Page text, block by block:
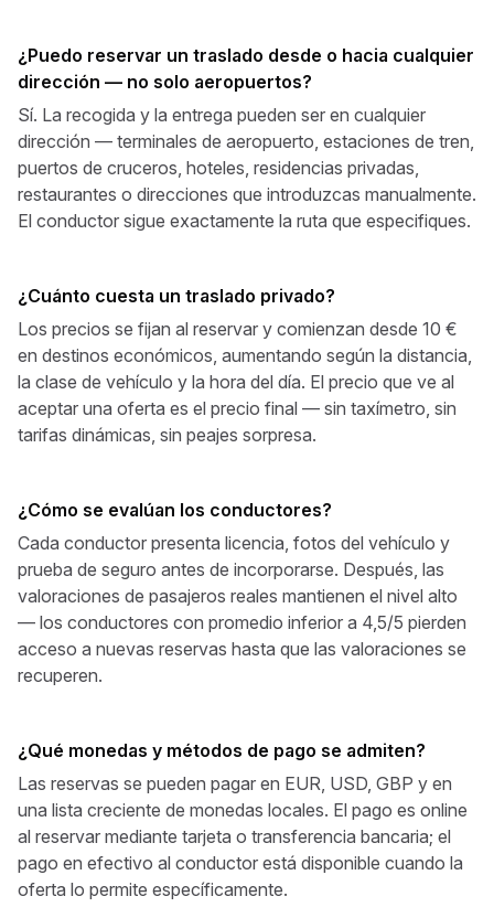
¿Puedo reservar un traslado desde o hacia cualquier
dirección — no solo aeropuertos?
Sí. La recogida y la entrega pueden ser en cualquier
dirección — terminales de aeropuerto, estaciones de tren,
puertos de cruceros, hoteles, residencias privadas,
restaurantes o direcciones que introduzcas manualmente.
El conductor sigue exactamente la ruta que especifiques.
¿Cuánto cuesta un traslado privado?
Los precios se fijan al reservar y comienzan desde 10 €
en destinos económicos, aumentando según la distancia,
la clase de vehículo y la hora del día. El precio que ve al
aceptar una oferta es el precio final — sin taxímetro, sin
tarifas dinámicas, sin peajes sorpresa.
¿Cómo se evalúan los conductores?
Cada conductor presenta licencia, fotos del vehículo y
prueba de seguro antes de incorporarse. Después, las
valoraciones de pasajeros reales mantienen el nivel alto
— los conductores con promedio inferior a 4,5/5 pierden
acceso a nuevas reservas hasta que las valoraciones se
recuperen.
¿Qué monedas y métodos de pago se admiten?
Las reservas se pueden pagar en EUR, USD, GBP y en
una lista creciente de monedas locales. El pago es online
al reservar mediante tarjeta o transferencia bancaria; el
pago en efectivo al conductor está disponible cuando la
oferta lo permite específicamente.